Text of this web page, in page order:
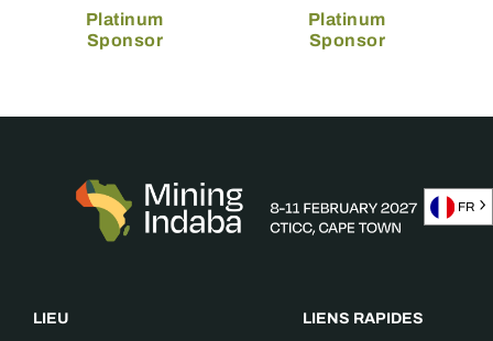
Platinum
Sponsor
Platinum
Sponsor
LIEU
LIENS RAPIDES
FR